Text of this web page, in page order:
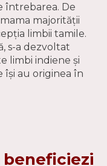
întrebarea. De
majorităţii
limbii tamile.
s-a dezvoltat
limbi indiene şi
au originea în
beneficiezi